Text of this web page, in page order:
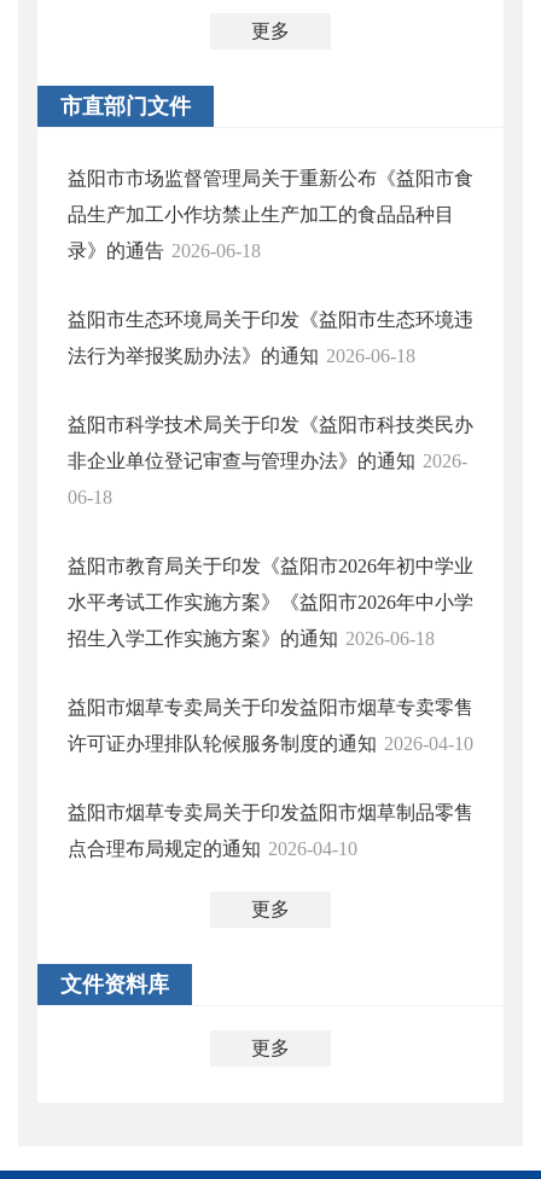
更多
市直部门文件
益阳市市场监督管理局关于重新公布《益阳市食
品生产加工小作坊禁止生产加工的食品品种目
录》的通告 2026-06-18
益阳市生态环境局关于印发《益阳市生态环境违
法行为举报奖励办法》的通知 2026-06-18
益阳市科学技术局关于印发《益阳市科技类民办
非企业单位登记审查与管理办法》的通知 2026-
06-18
益阳市教育局关于印发《益阳市2026年初中学业
水平考试工作实施方案》《益阳市2026年中小学
招生入学工作实施方案》的通知 2026-06-18
益阳市烟草专卖局关于印发益阳市烟草专卖零售
许可证办理排队轮候服务制度的通知 2026-04-10
益阳市烟草专卖局关于印发益阳市烟草制品零售
点合理布局规定的通知 2026-04-10
更多
文件资料库
更多